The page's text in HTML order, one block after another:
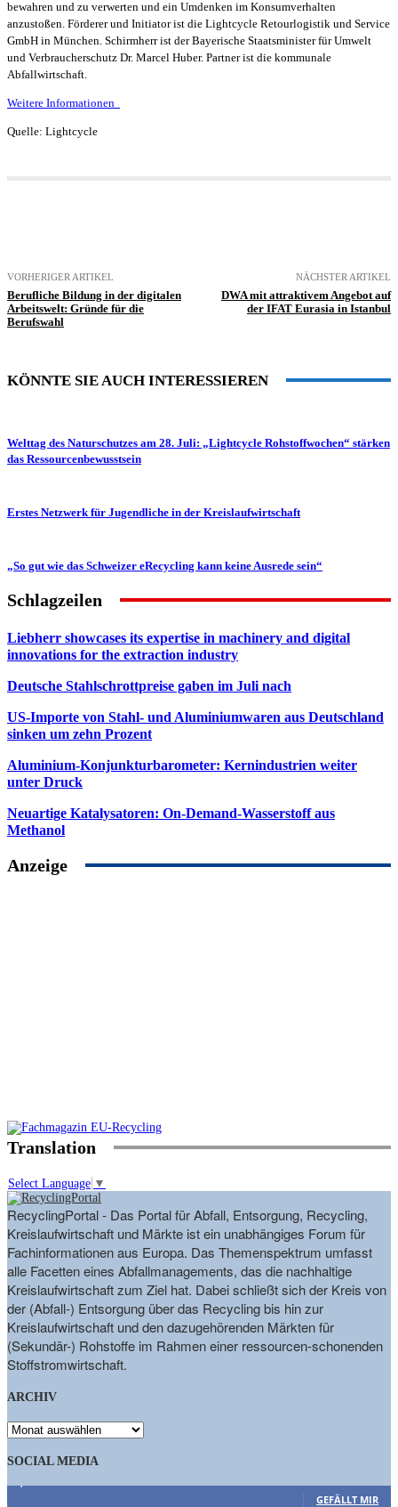
bewahren und zu verwerten und ein Umdenken im Konsumverhalten
anzustoßen. Förderer und Initiator ist die Lightcycle Retourlogistik und Service
GmbH in München. Schirmherr ist der Bayerische Staatsminister für Umwelt
und Verbraucherschutz Dr. Marcel Huber. Partner ist die kommunale
Abfallwirtschaft.
Weitere Informationen
Quelle: Lightcycle
VORHERIGER ARTIKEL
Berufliche Bildung in der digitalen
Arbeitswelt: Gründe für die
Berufswahl
NÄCHSTER ARTIKEL
DWA mit attraktivem Angebot auf
der IFAT Eurasia in Istanbul
KÖNNTE SIE AUCH INTERESSIEREN
Welttag des Naturschutzes am 28. Juli: „Lightcycle Rohstoffwochen“ stärken
das Ressourcenbewusstsein
Erstes Netzwerk für Jugendliche in der Kreislaufwirtschaft
„So gut wie das Schweizer eRecycling kann keine Ausrede sein“
Schlagzeilen
Liebherr showcases its expertise in machinery and digital
innovations for the extraction industry
Deutsche Stahlschrottpreise gaben im Juli nach
US-Importe von Stahl- und Aluminiumwaren aus Deutschland
sinken um zehn Prozent
Aluminium-Konjunkturbarometer: Kernindustrien weiter
unter Druck
Neuartige Katalysatoren: On-Demand-Wasserstoff aus
Methanol
Anzeige
Translation
Select Language ▼
RecyclingPortal - Das Portal für Abfall, Entsorgung, Recycling,
Kreislaufwirtschaft und Märkte ist ein unabhängiges Forum für
Fachinformationen aus Europa. Das Themenspektrum umfasst
alle Facetten eines Abfallmanagements, das die nachhaltige
Kreislaufwirtschaft zum Ziel hat. Dabei schließt sich der Kreis von
der (Abfall-) Entsorgung über das Recycling bis hin zur
Kreislaufwirtschaft und den dazugehörenden Märkten für
(Sekundär-) Rohstoffe im Rahmen einer ressourcen-schonenden
Stoffstromwirtschaft.
ARCHIV
ARCHIV
SOCIAL MEDIA
GEFÄLLT MIR